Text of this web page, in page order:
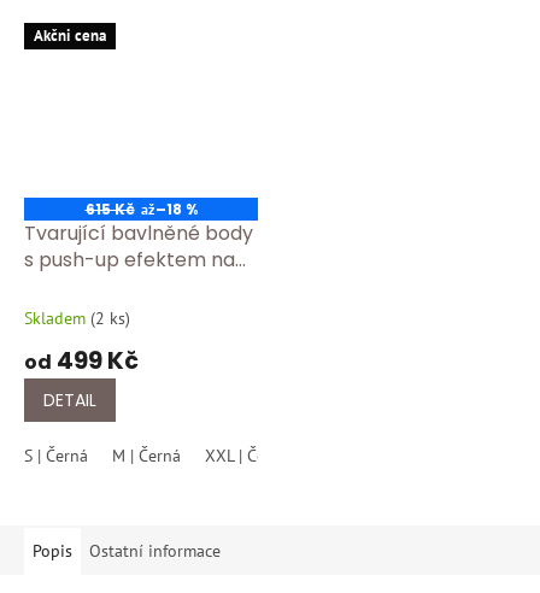
Akčni cena
615 Kč až–18 %
Tvarující bavlněné body
s push-up efektem na
Skladem (2 ks)
od 499 Kč
DETAIL
S | Černá M | Černá XXL | Černá
Popis Ostatní informace